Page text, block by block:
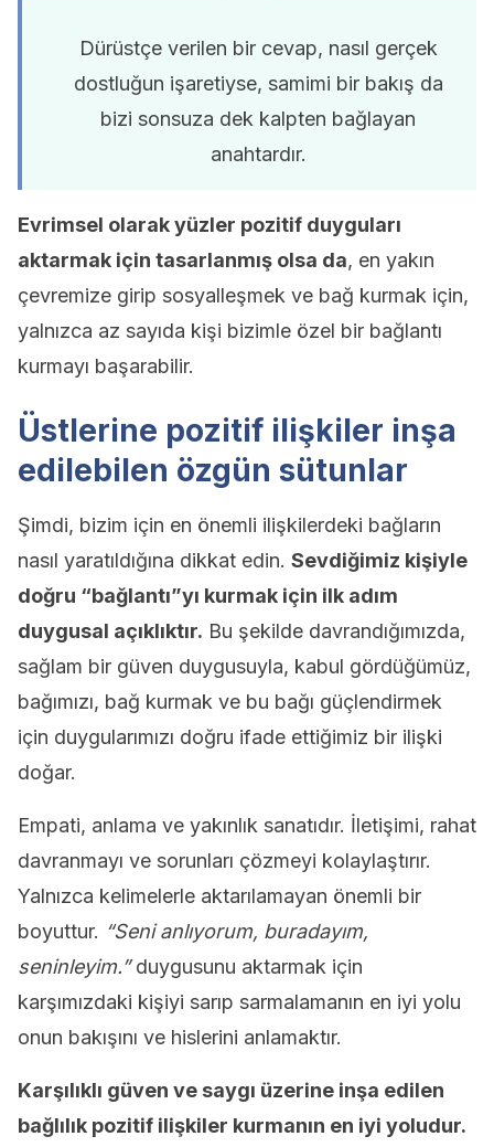
Dürüstçe verilen bir cevap, nasıl gerçek
dostluğun işaretiyse, samimi bir bakış da
bizi sonsuza dek kalpten bağlayan
anahtardır.
Evrimsel olarak yüzler pozitif duyguları
aktarmak için tasarlanmış olsa da, en yakın
çevremize girip sosyalleşmek ve bağ kurmak için,
yalnızca az sayıda kişi bizimle özel bir bağlantı
kurmayı başarabilir.
Üstlerine pozitif ilişkiler inşa
edilebilen özgün sütunlar
Şimdi, bizim için en önemli ilişkilerdeki bağların
nasıl yaratıldığına dikkat edin. Sevdiğimiz kişiyle
doğru “bağlantı”yı kurmak için ilk adım
duygusal açıklıktır. Bu şekilde davrandığımızda,
sağlam bir güven duygusuyla, kabul gördüğümüz,
bağımızı, bağ kurmak ve bu bağı güçlendirmek
için duygularımızı doğru ifade ettiğimiz bir ilişki
doğar.
Empati, anlama ve yakınlık sanatıdır. İletişimi, rahat
davranmayı ve sorunları çözmeyi kolaylaştırır.
Yalnızca kelimelerle aktarılamayan önemli bir
boyuttur. “Seni anlıyorum, buradayım,
seninleyim.”duygusunu aktarmak için
karşımızdaki kişiyi sarıp sarmalamanın en iyi yolu
onun bakışını ve hislerini anlamaktır.
Karşılıklı güven ve saygı üzerine inşa edilen
bağlılık pozitif ilişkiler kurmanın en iyi yoludur.